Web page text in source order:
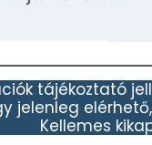
tájékoztató
jelenleg
Kellemes